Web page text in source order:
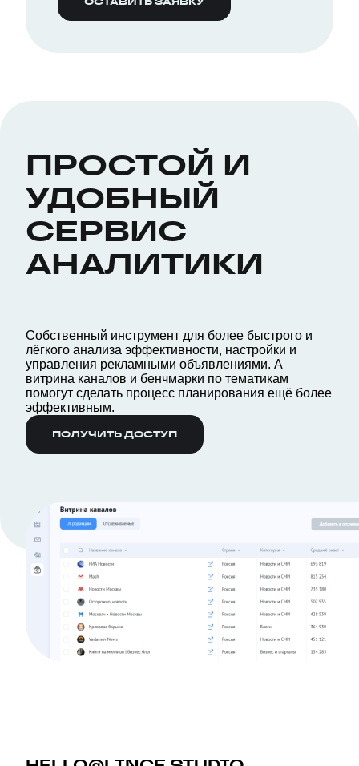
ПРОСТОЙ И
УДОБНЫЙ
СЕРВИС
АНАЛИТИКИ
Собственный инструмент для более быстрого и
лёгкого анализа эффективности, настройки и
управления рекламными объявлениями. А
витрина каналов и бенчмарки по тематикам
помогут сделать процесс планирования ещё более
эффективным.
ПОЛУЧИТЬ ДОСТУП